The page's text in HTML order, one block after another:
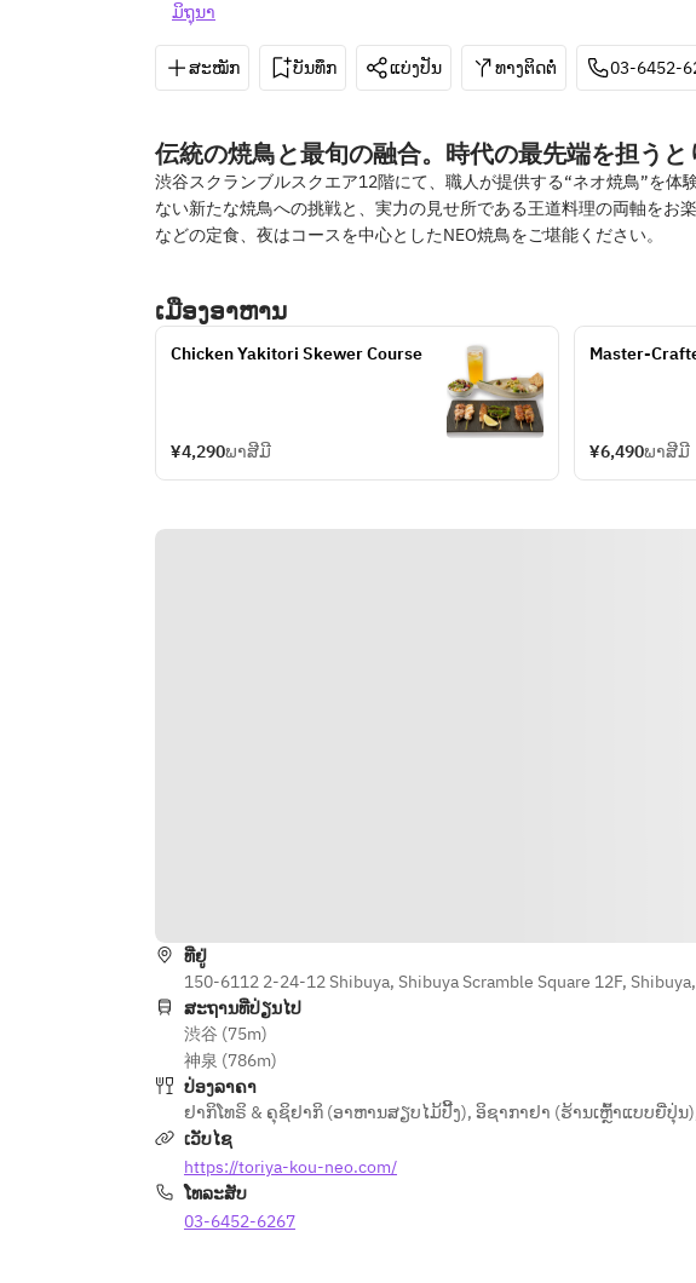
ມິ​ຖຸນາ
ສະໝັກ ບັນທຶກ ແບ່ງປັນ ທາງຕິດຕໍ່ 03-6452-
伝統の焼鳥と最旬の融合。時代の最先端を担うと
渋谷スクランブルスクエア12階にて、職人が提供する“ネオ焼鳥”を体
ない新たな焼鳥への挑戦と、実力の見せ所である王道料理の両軸をお
などの定食、夜はコースを中心としたNEO焼鳥をご堪能ください。
ເມືອງອາຫານ
Chicken Yakitori Skewer Course
¥4,290ພາສີມີ
Master-
¥6,490ພາສີມີ
ທີ່ຢູ່
150-6112 2-24-12 Shibuya, Shibuya Scramble Square 12F,
ສະຖານທີ່ປ່ຽນໄປ
渋谷 (75m)
神泉 (786m)
ປ່ອງລາຄາ
ຢາກິໂທຣິ & ຄຸຊິຢາກິ (ອາຫານສຽບໄມ້ປີ້ງ), ອິຊາກາຢາ (ຮ້ານເຫຼົ້າແບບຍີ່ປຸ່ນ)
ເວັບໄຊ
https://toriya-kou-neo.com/
ໂທລະສັບ
03-6452-6267